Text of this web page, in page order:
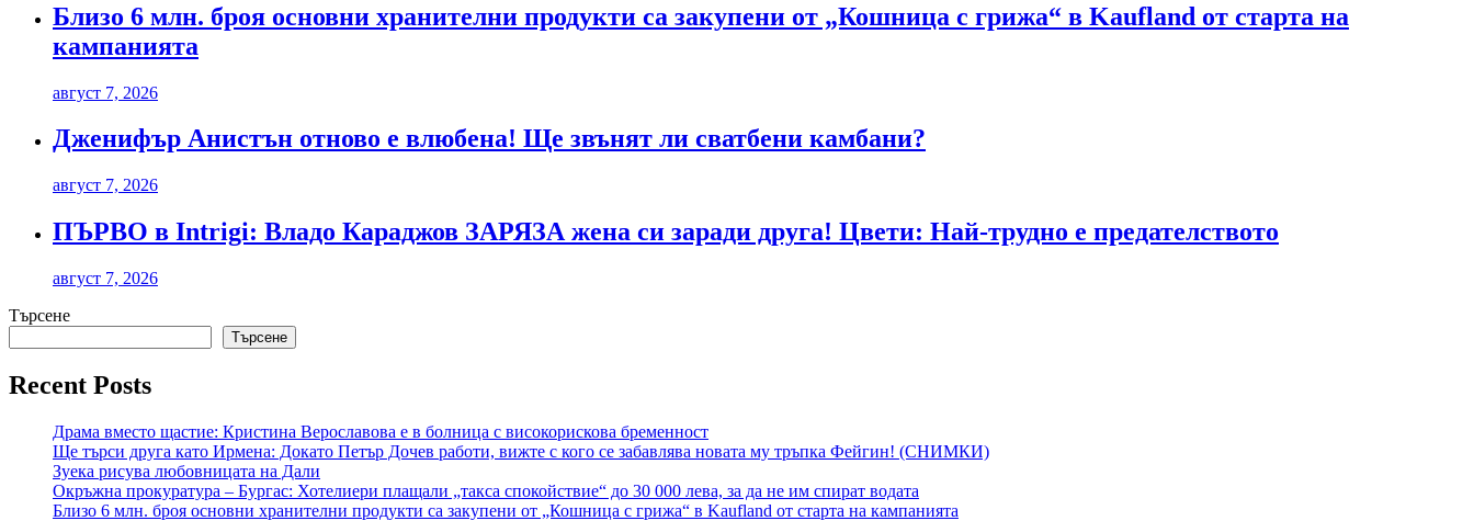
Близо 6 млн. броя основни хранителни продукти са закупени от „Кошница с грижа“ в Kaufland от старта на
кампанията
август 7, 2026
Дженифър Анистън отново е влюбена! Ще звънят ли сватбени камбани?
август 7, 2026
ПЪРВО в Intrigi: Владо Караджов ЗАРЯЗА жена си заради друга! Цвети: Най-трудно е предателството
август 7, 2026
Търсене
Търсене
Recent Posts
Драма вместо щастие: Кристина Верославова е в болница с високорискова бременност
Ще търси друга като Ирмена: Докато Петър Дочев работи, вижте с кого се забавлява новата му тръпка Фейгин! (СНИМКИ)
Зуека рисува любовницата на Дали
Окръжна прокуратура – Бургас: Хотелиери плащали „такса спокойствие“ до 30 000 лева, за да не им спират водата
Близо 6 млн. броя основни хранителни продукти са закупени от „Кошница с грижа“ в Kaufland от старта на кампанията